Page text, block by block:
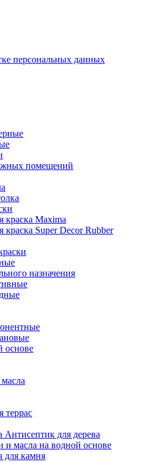
персональных данных
помещений
краска Maxima
краска Super Decor Rubber
назначения
основе
террас
Антисептик для дерева
и масла на водной основе
для камня